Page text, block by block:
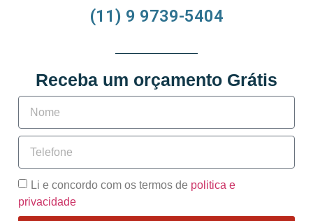
(11) 9 9739-5404
Receba um orçamento Grátis
Li e concordo com os termos de politica e
privacidade